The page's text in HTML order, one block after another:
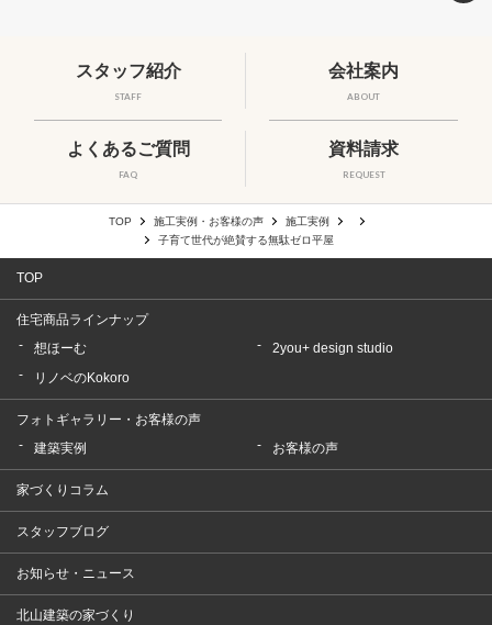
スタッフ紹介
STAFF
会社案内
ABOUT
よくあるご質問
FAQ
資料請求
REQUEST
TOP 施工実例・お客様の声
施工実例
子育て世代が絶賛する無駄ゼロ平屋
TOP
住宅商品ラインナップ
想ほーむ
2you+ design studio
リノベのKokoro
フォトギャラリー・お客様の声
建築実例
お客様の声
家づくりコラム
スタッフブログ
お知らせ・ニュース
北山建築の家づくり